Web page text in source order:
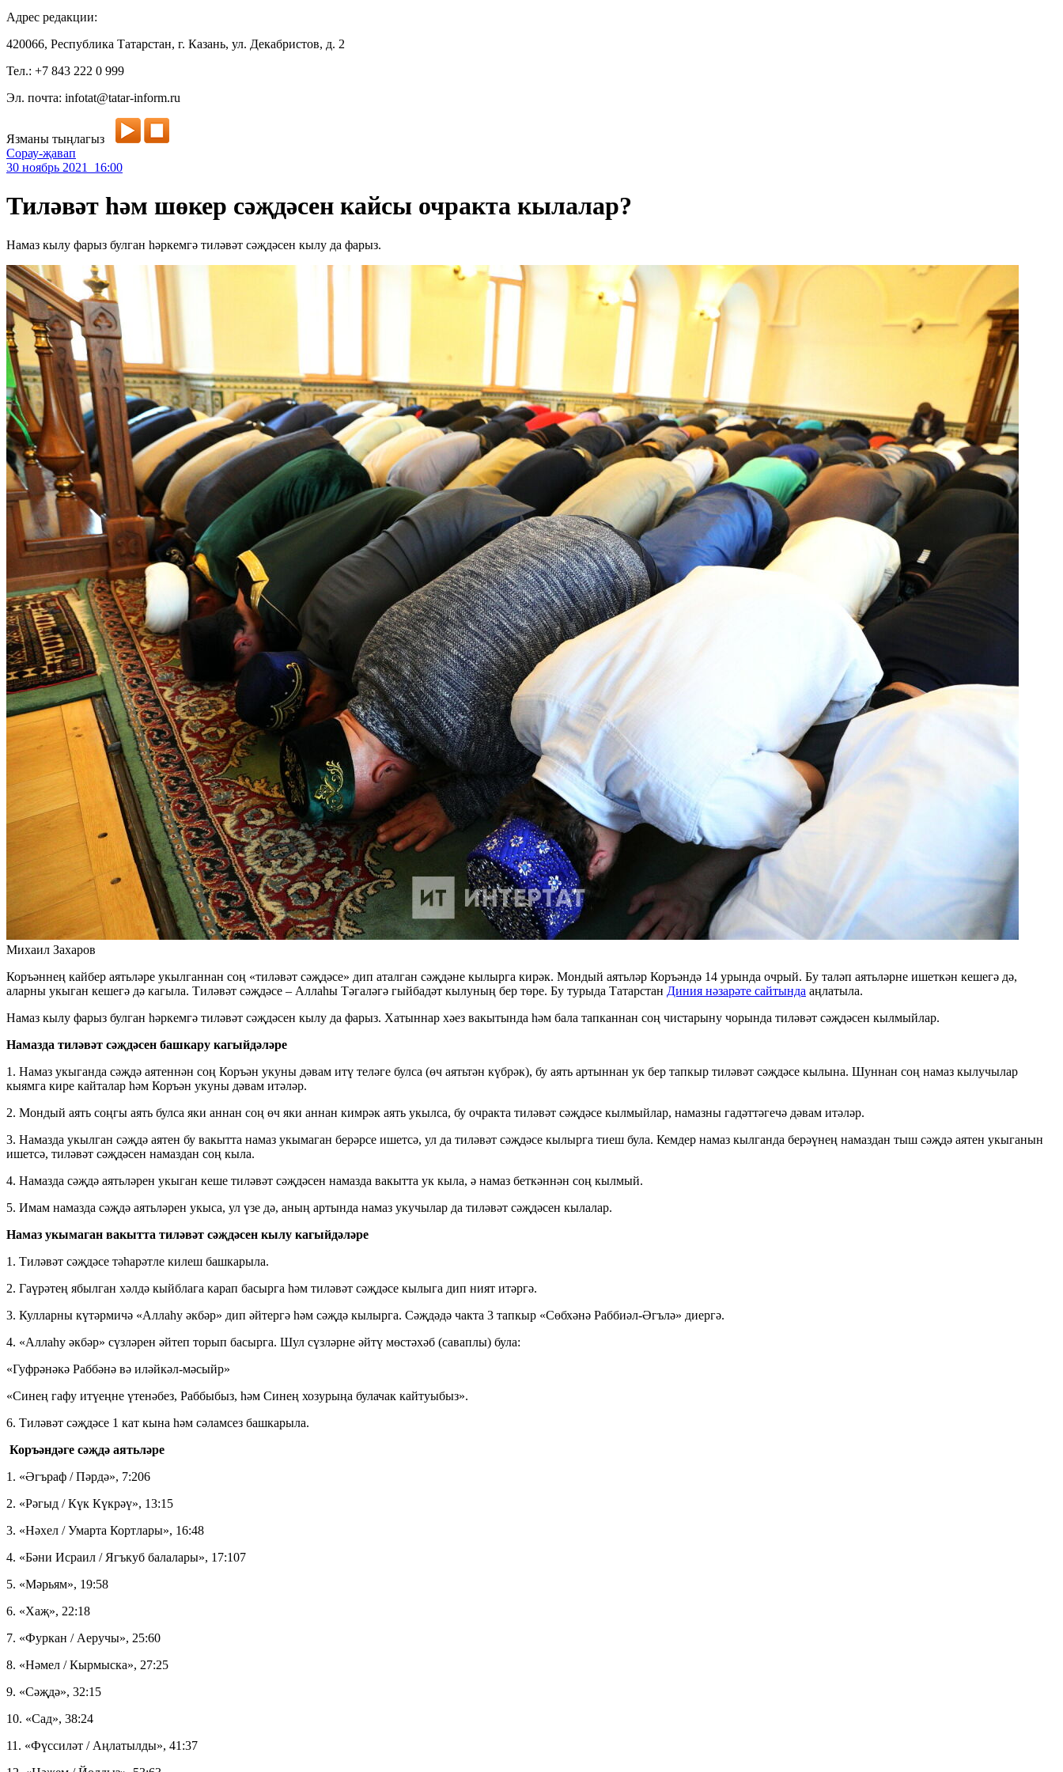
Адрес редакции:
420066, Республика Татарстан, г. Казань, ул. Декабристов, д. 2
Тел.: +7 843 222 0 999
Эл. почта: infotat@tatar-inform.ru
Язманы тыңлагыз
Сорау-җавап
30 ноябрь 2021 16:00
Тиләвәт һәм шөкер сәҗдәсен кайсы очракта кылалар?
Намаз кылу фарыз булган һәркемгә тиләвәт сәҗдәсен кылу да фарыз.
Михаил Захаров
Коръәннең кайбер аятьләре укылганнан соң «тиләвәт сәҗдәсе» дип аталган сәҗдәне кылырга кирәк. Мондый аятьләр Коръәндә 14 урында очрый. Бу таләп аятьләрне ишеткән кешегә дә,
аларны укыган кешегә дә кагыла. Тиләвәт сәҗдәсе – Аллаһы Тәгаләгә гыйбадәт кылуның бер төре. Бу турыда Татарстан Диния нәзарәте сайтында аңлатыла.
Намаз кылу фарыз булган һәркемгә тиләвәт сәҗдәсен кылу да фарыз. Хатыннар хәез вакытында һәм бала тапканнан соң чистарыну чорында тиләвәт сәҗдәсен кылмыйлар.
Намазда тиләвәт сәҗдәсен башкару кагыйдәләре
1. Намаз укыганда сәҗдә аятеннән соң Коръән укуны дәвам итү теләге булса (өч аятьтән күбрәк), бу аять артыннан ук бер тапкыр тиләвәт сәҗдәсе кылына. Шуннан соң намаз кылучылар
кыямга кире кайталар һәм Коръән укуны дәвам итәләр.
2. Мондый аять соңгы аять булса яки аннан соң өч яки аннан кимрәк аять укылса, бу очракта тиләвәт сәҗдәсе кылмыйлар, намазны гадәттәгечә дәвам итәләр.
3. Намазда укылган сәҗдә аятен бу вакытта намаз укымаган берәрсе ишетсә, ул да тиләвәт сәҗдәсе кылырга тиеш була. Кемдер намаз кылганда берәүнең намаздан тыш сәҗдә аятен укыганын
ишетсә, тиләвәт сәҗдәсен намаздан соң кыла.
4. Намазда сәҗдә аятьләрен укыган кеше тиләвәт сәҗдәсен намазда вакытта ук кыла, ә намаз беткәннән соң кылмый.
5. Имам намазда сәҗдә аятьләрен укыса, ул үзе дә, аның артында намаз укучылар да тиләвәт сәҗдәсен кылалар.
Намаз укымаган вакытта тиләвәт сәҗдәсен кылу кагыйдәләре
1. Тиләвәт сәҗдәсе тәһарәтле килеш башкарыла.
2. Гаүрәтең ябылган хәлдә кыйблага карап басырга һәм тиләвәт сәҗдәсе кылыга дип ният итәргә.
3. Кулларны күтәрмичә «Аллаһу әкбәр» дип әйтергә һәм сәҗдә кылырга. Сәҗдәдә чакта 3 тапкыр «Сөбхәнә Раббиәл-Әгълә» диергә.
4. «Аллаһу әкбәр» сүзләрен әйтеп торып басырга. Шул сүзләрне әйтү мөстәхәб (саваплы) була:
«Гуфрәнәкә Раббәнә вә иләйкәл-мәсыйр»
«Синең гафу итүеңне үтенәбез, Раббыбыз, һәм Синең хозурыңа булачак кайтуыбыз».
6. Тиләвәт сәҗдәсе 1 кат кына һәм сәламсез башкарыла.
Коръәндәге сәҗдә аятьләре
1. «Әгъраф / Пәрдә», 7:206
2. «Рәгыд / Күк Күкрәү», 13:15
3. «Нәхел / Умарта Кортлары», 16:48
4. «Бәни Исраил / Ягъкуб балалары», 17:107
5. «Мәрьям», 19:58
6. «Хаҗ», 22:18
7. «Фуркан / Аеручы», 25:60
8. «Нәмел / Кырмыска», 27:25
9. «Сәҗдә», 32:15
10. «Сад», 38:24
11. «Фүссиләт / Аңлатылды», 41:37